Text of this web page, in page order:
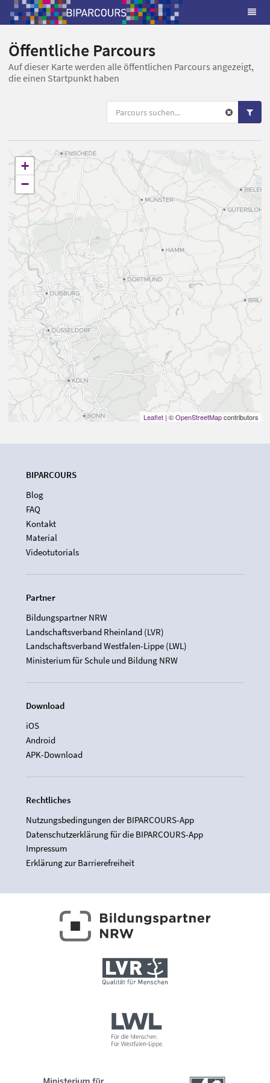
Öffentliche Parcours
Auf dieser Karte werden alle öffentlichen Parcours angezeigt,
die einen Startpunkt haben
+
−
Leaflet | ©OpenStreetMapcontributors
BIPARCOURS
Blog
FAQ
Kontakt
Material
Videotutorials
Partner
Bildungspartner NRW
Landschaftsverband Rheinland (LVR)
Landschaftsverband Westfalen-Lippe (LWL)
Ministerium für Schule und Bildung NRW
Download
iOS
Android
APK-Download
Rechtliches
Nutzungsbedingungen der BIPARCOURS-App
Datenschutzerklärung für die BIPARCOURS-App
Impressum
Erklärung zur Barrierefreiheit